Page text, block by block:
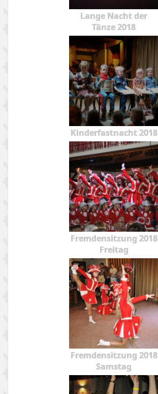
Lange Nacht der
Tänze 2018
Kinderfastnacht 2018
Fremdensitzung 2018
Freitag
Fremdensitzung 2018
Samstag